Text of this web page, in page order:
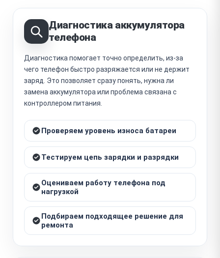
Диагностика аккумулятора
телефона
Диагностика помогает точно определить, из-за
чего телефон быстро разряжается или не держит
заряд. Это позволяет сразу понять, нужна ли
замена аккумулятора или проблема связана с
контроллером питания.
Проверяем уровень износа батареи
Тестируем цепь зарядки и разрядки
Оцениваем работу телефона под
нагрузкой
Подбираем подходящее решение для
ремонта